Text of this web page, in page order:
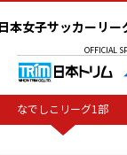
本女子サッカーリー
OFFICIAL
なでしこリーグ1部